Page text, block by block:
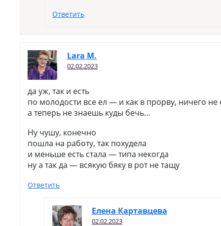
Ответить
Lara M.
02.02.2023
да уж, так и есть
по молодости все ел — и как в прорву, ничего
а теперь не знаешь куды бечь…
Ну чушу, конечно
пошла на работу, так похудела
и меньше есть стала — типа некогда
ну а так да — всякую бяку в рот не тащу
Ответить
Елена Картавцева
02.02.2023